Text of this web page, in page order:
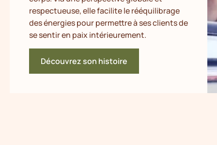
respectueuse, elle facilite le rééquilibrage
des énergies pour permettre à ses clients de
se sentir en paix intérieurement.
Découvrez son histoire